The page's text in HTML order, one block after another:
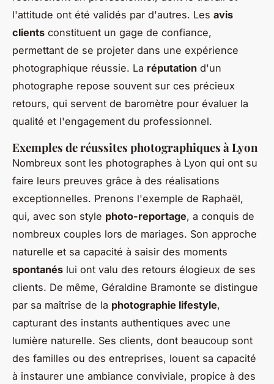
l'attitude ont été validés par d'autres. Les avis
clients constituent un gage de confiance,
permettant de se projeter dans une expérience
photographique réussie. La réputation d'un
photographe repose souvent sur ces précieux
retours, qui servent de baromètre pour évaluer la
qualité et l'engagement du professionnel.
Exemples de réussites photographiques à Lyon
Nombreux sont les photographes à Lyon qui ont su
faire leurs preuves grâce à des réalisations
exceptionnelles. Prenons l'exemple de Raphaël,
qui, avec son style photo-reportage, a conquis de
nombreux couples lors de mariages. Son approche
naturelle et sa capacité à saisir des moments
spontanés lui ont valu des retours élogieux de ses
clients. De même, Géraldine Bramonte se distingue
par sa maîtrise de la photographie lifestyle,
capturant des instants authentiques avec une
lumière naturelle. Ses clients, dont beaucoup sont
des familles ou des entreprises, louent sa capacité
à instaurer une ambiance conviviale, propice à des